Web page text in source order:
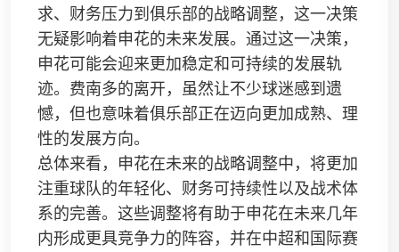
求、财务压力到俱乐部的战略调整，这一决策
无疑影响着申花的未来发展。通过这一决策，
申花可能会迎来更加稳定和可持续的发展轨
迹。费南多的离开，虽然让不少球迷感到遗
憾，但也意味着俱乐部正在迈向更加成熟、理
性的发展方向。
总体来看，申花在未来的战略调整中，将更加
注重球队的年轻化、财务可持续性以及战术体
系的完善。这些调整将有助于申花在未来几年
内形成更具竞争力的阵容，并在中超和国际赛